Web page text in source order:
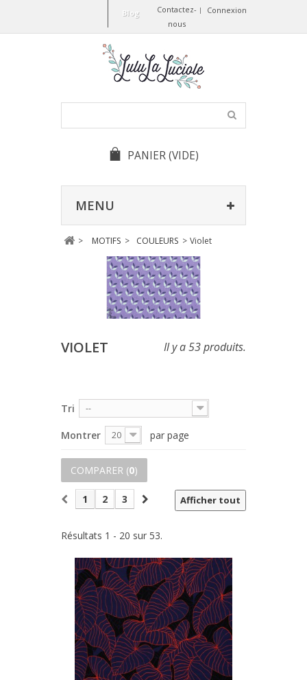
Connexion
Contactez-
nous
Blog
PANIER(VIDE)
MENU
> MOTIFS > COULEURS > Violet
VIOLET Il y a 53 produits.
Tri --
Montrer 20 par page
COMPARER (0)
Afficher tout
1 2 3
Résultats 1 - 20 sur 53.